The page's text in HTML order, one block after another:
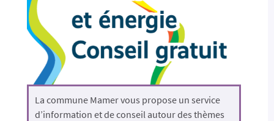
La commune Mamer vous propose un service
d’information et de conseil autour des thèmes